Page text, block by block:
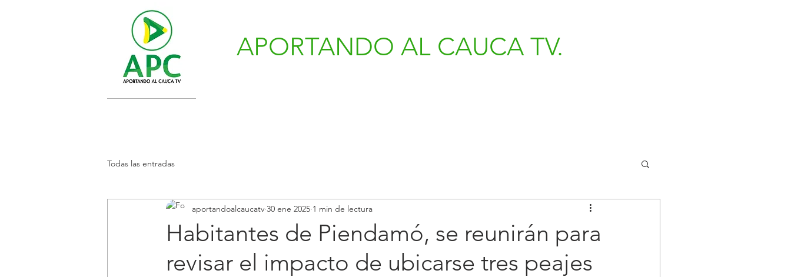
APORTANDO AL CAUCA TV.
Todas las entradas
Habitantes de Piendamó, se reunirán para
revisar el impacto de ubicarse tres peajes
aportandoalcaucatv 30 ene 2025 1 min de lectura